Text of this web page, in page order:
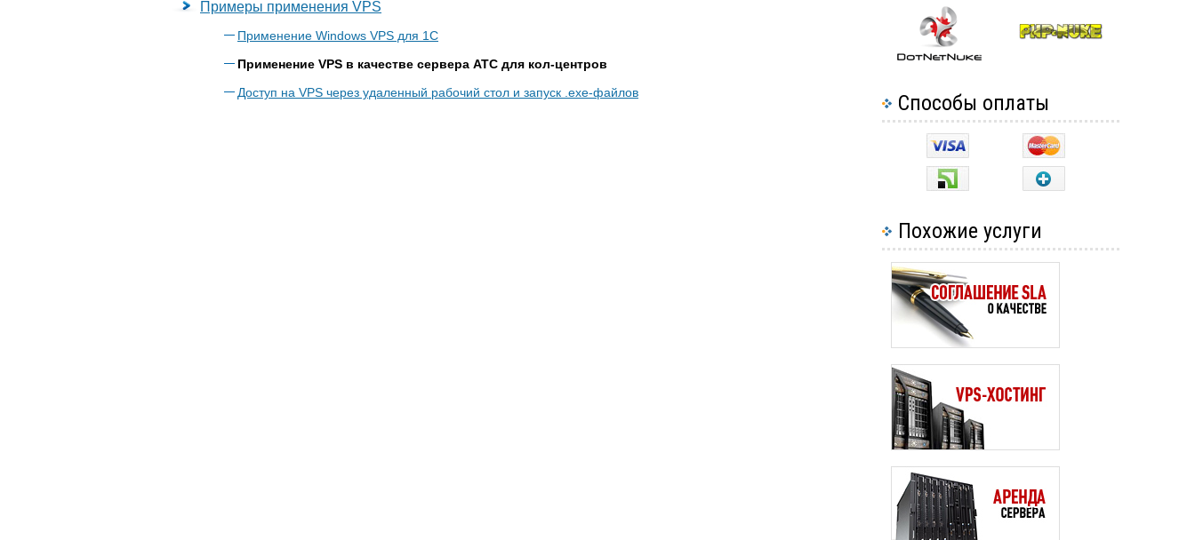
Примеры применения VPS
Применение Windows VPS для 1С
Применение VPS в качестве сервера АТС для кол-центров
Доступ на VPS через удаленный рабочий стол и запуск .exe-файлов
Способы оплаты
Похожие услуги